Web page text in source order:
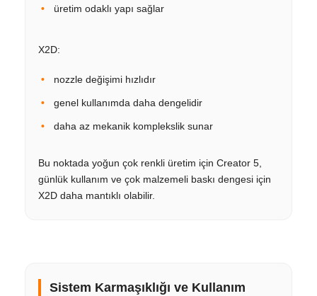
üretim odaklı yapı sağlar
X2D:
nozzle değişimi hızlıdır
genel kullanımda daha dengelidir
daha az mekanik komplekslik sunar
Bu noktada yoğun çok renkli üretim için Creator 5,
günlük kullanım ve çok malzemeli baskı dengesi için
X2D daha mantıklı olabilir.
Sistem Karmaşıklığı ve Kullanım